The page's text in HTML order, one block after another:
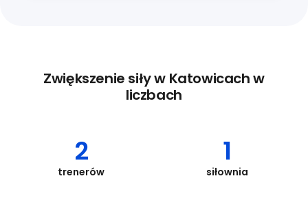
Zwiększenie siły w Katowicach w
liczbach
2
trenerów
1
siłownia